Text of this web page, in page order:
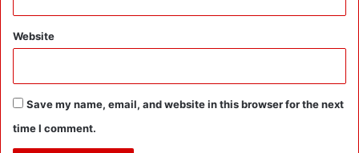
Website
Save my name, email, and website in this browser for the next
time I comment.